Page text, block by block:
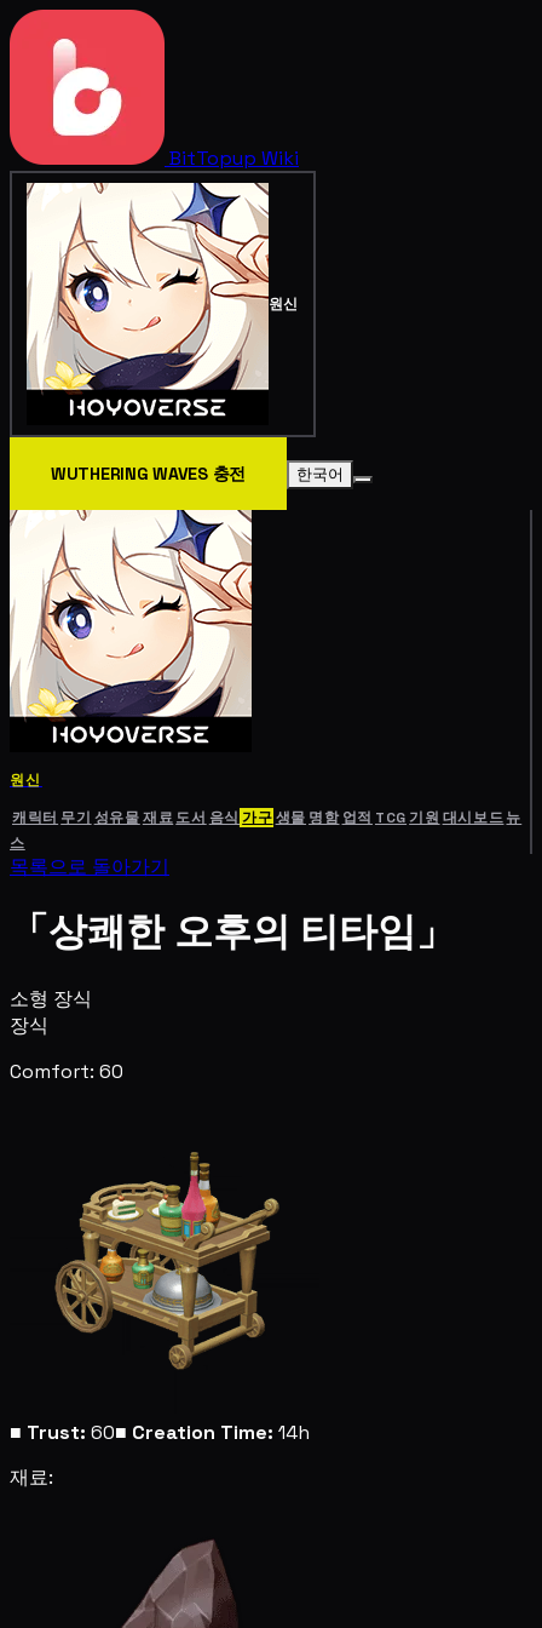
BitTopup Wiki
원신
WUTHERING WAVES 충전 한국어
원신
캐릭터 무기 성유물재료도서 음식 가구생물 명함 업적 TCG기원 대시보드뉴
스
목록으로 돌아가기
「상쾌한 오후의 티타임」
소형 장식
장식
Comfort: 60
■ Trust: 60■ Creation Time: 14h
재료: